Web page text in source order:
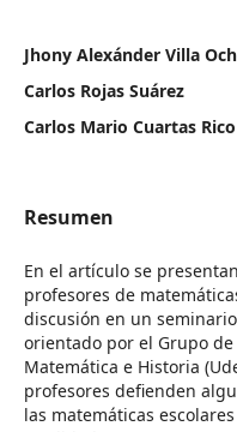
Jhony Alexánder Villa
Carlos Rojas Suárez
Carlos Mario Cuartas Rico
Resumen
En el artículo se
profesores de
discusión en un
orientado por el Grupo
Matemática e Historia
profesores defienden
las matemáticas